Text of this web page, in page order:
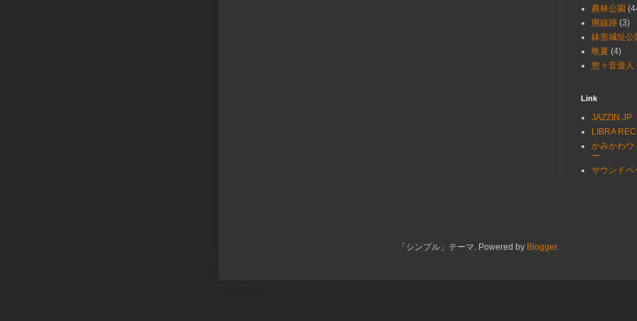
農林公園
廃線跡 (3)
鉢形城址公
晩夏 (4)
悠々音遊人
Link
JAZZIN.JP
LIBRA
かみかわウ
ー
サウンドペ
「シンプル」テーマ. Powered by Blogger.